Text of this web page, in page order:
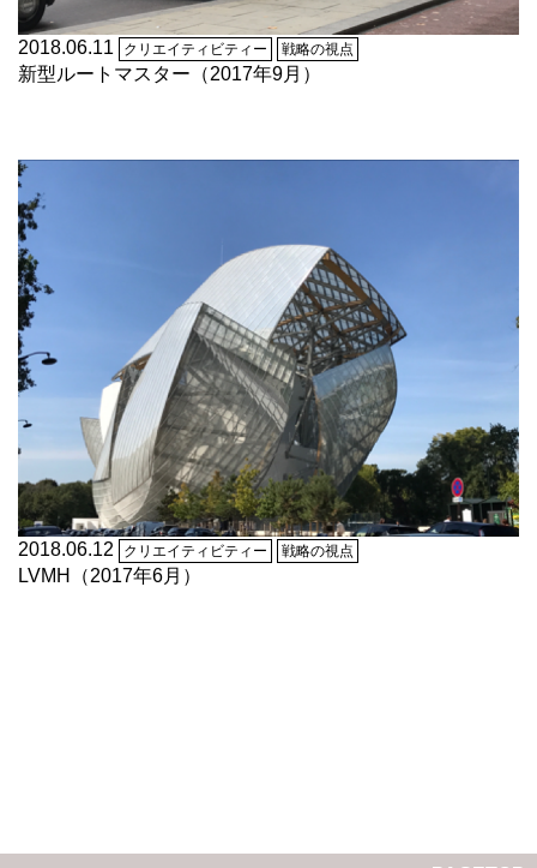
2018.06.11 クリエイティビティー 戦略の視点
新型ルートマスター（2017年9月）
2018.06.12 クリエイティビティー 戦略の視点
LVMH（2017年6月）